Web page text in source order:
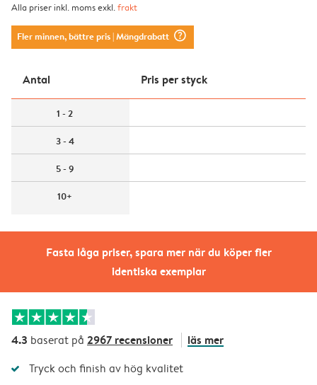
Fasta låga priser, spara mer när du köper fler
identiska exemplar
Alla priser inkl. moms exkl.frakt
Fler minnen, bättre pris| Mängdrabatt question_mark_circle
Antal Pris per styck
1 - 2
3 - 4
5 - 9
10+
4.3 baserat på 2967 recensioner läs mer
Tryck och finish av hög kvalitet